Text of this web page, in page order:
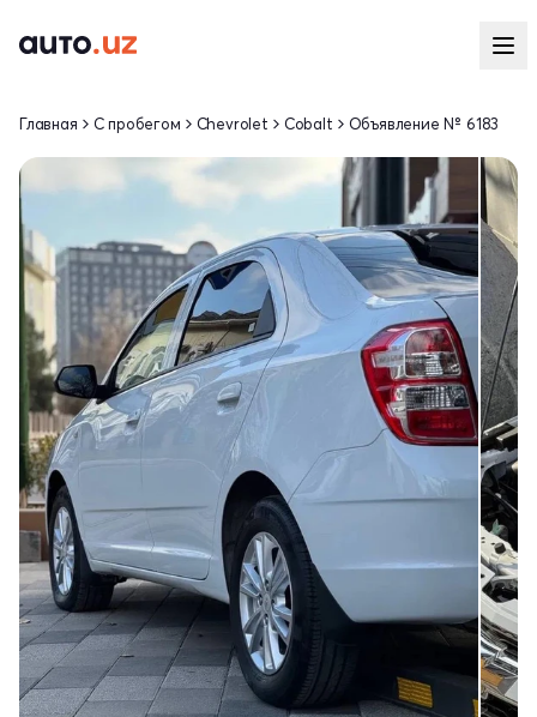
Главная С пробегом Chevrolet Cobalt Объявление № 6183